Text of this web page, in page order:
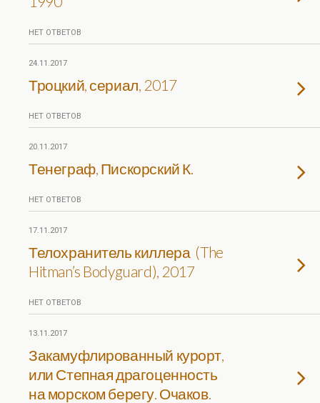
НЕТ ОТВЕТОВ
24.11.2017
Троцкий, сериал, 2017
НЕТ ОТВЕТОВ
20.11.2017
Тенеграф, Пискорский К.
НЕТ ОТВЕТОВ
17.11.2017
Телохранитель киллера (The
Hitman’s Bodyguard), 2017
НЕТ ОТВЕТОВ
13.11.2017
Закамуфлированный курорт,
или Степная драгоценность
на морском берегу. Очаков.